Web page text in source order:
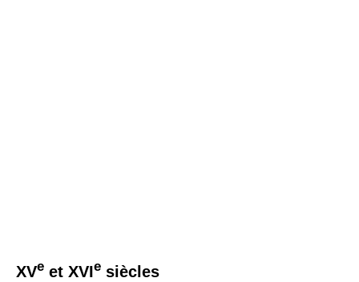
XVe et XVIe siècles